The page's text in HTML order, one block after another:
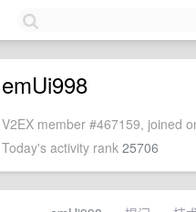
emUi998
V2EX member #467159, joined
Today's activity rank 25706